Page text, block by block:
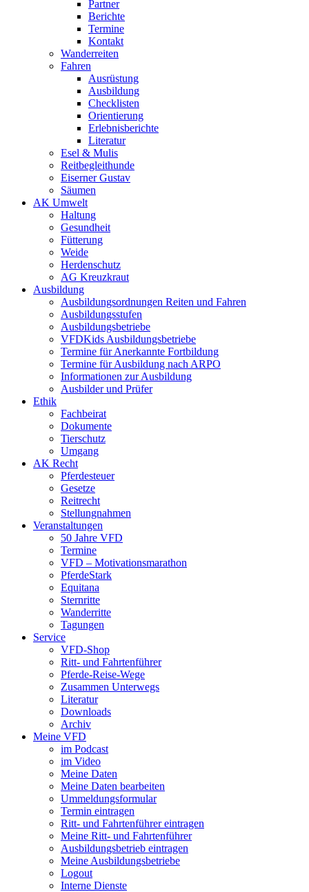
Partner
Berichte
Termine
Kontakt
Wanderreiten
Fahren
Ausrüstung
Ausbildung
Checklisten
Orientierung
Erlebnisberichte
Literatur
Esel & Mulis
Reitbegleithunde
Eiserner Gustav
Säumen
AK Umwelt
Haltung
Gesundheit
Fütterung
Weide
Herdenschutz
AG Kreuzkraut
Ausbildung
Ausbildungsordnungen Reiten und Fahren
Ausbildungsstufen
Ausbildungsbetriebe
VFDKids Ausbildungsbetriebe
Termine für Anerkannte Fortbildung
Termine für Ausbildung nach ARPO
Informationen zur Ausbildung
Ausbilder und Prüfer
Ethik
Fachbeirat
Dokumente
Tierschutz
Umgang
AK Recht
Pferdesteuer
Gesetze
Reitrecht
Stellungnahmen
Veranstaltungen
50 Jahre VFD
Termine
VFD – Motivationsmarathon
PferdeStark
Equitana
Sternritte
Wanderritte
Tagungen
Service
VFD-Shop
Ritt- und Fahrtenführer
Pferde-Reise-Wege
Zusammen Unterwegs
Literatur
Downloads
Archiv
Meine VFD
im Podcast
im Video
Meine Daten
Meine Daten bearbeiten
Ummeldungsformular
Termin eintragen
Ritt- und Fahrtenführer eintragen
Meine Ritt- und Fahrtenführer
Ausbildungsbetrieb eintragen
Meine Ausbildungsbetriebe
Logout
Interne Dienste